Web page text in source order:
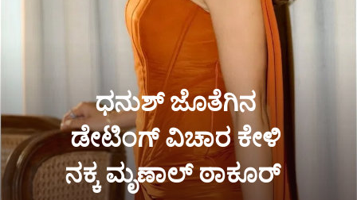
ಧನುಶ್ ಜೊತೆಗಿನ
ಡೇಟಿಂಗ್ ವಿಚಾರ ಕೇಳಿ
ನಕ್ಕ ಮೃಣಾಲ್ ಠಾಕೂರ್